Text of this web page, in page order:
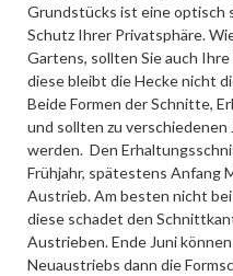
Grundstücks ist eine optisch
Schutz Ihrer Privatsphäre.
Gartens, sollten Sie auch
diese bleibt die Hecke nicht
Beide Formen der Schnitte,
und sollten zu
werden. Den
Frühjahr, spätestens Anfang
Austrieb. Am besten nicht
diese schadet den
Austrieben. Ende Juni
Neuaustriebs dann die